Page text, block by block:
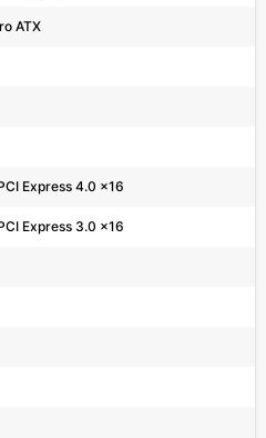
ATX
Express 4.0 x16
Express 3.0 x16